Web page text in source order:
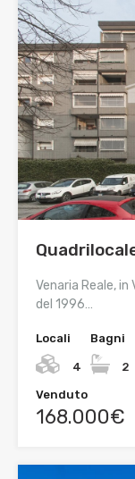
Venaria Reale,
del 1996…
Locali
4
Bagni
2
Venduto
168.000€